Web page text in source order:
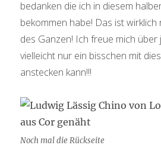
bedanken die ich in diesem
bekommen habe! Das ist
des Ganzen! Ich freue mich über
vielleicht nur ein bisschen mit
anstecken kann!!!
Noch mal die Rückseite